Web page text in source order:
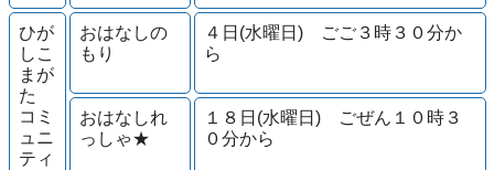
ひが
しこ
まが
た
コミ
ュニ
ティ
おはなしの
もり
４日(水曜日) ごご３時３０分か
ら
おはなしれ
っしゃ★
１８日(水曜日) ごぜん１０時３
０分から